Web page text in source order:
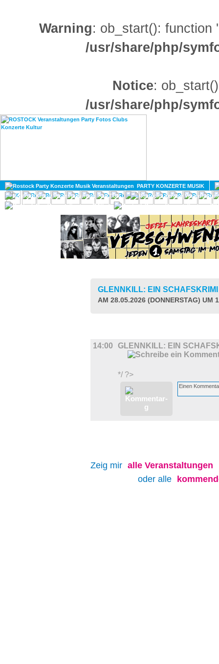
Warning: ob_start(): function
/usr/share/php/
Notice:
/usr/share/php/
PARTY KONZERTE MUSIK
KULTUR
GAY
GLENNKILL: EIN
AM 28.05.2026 (DONNERSTAG) UM
14:00 GLENNKILL: EIN
*/ ?>
Zeig mir alle Veranstaltungen
oder alle